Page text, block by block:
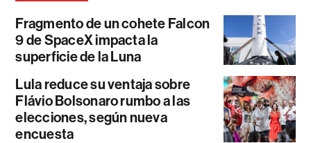
Fragmento de un cohete Falcon
9 de SpaceX impacta la
superficie de la Luna
Lula reduce su ventaja sobre
Flávio Bolsonaro rumbo a las
elecciones, según nueva
encuesta